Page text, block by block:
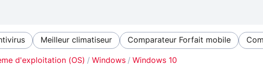
Meilleur climatiseur Comparateur Forfait mobile
d'exploitation (OS) Windows Windows 10